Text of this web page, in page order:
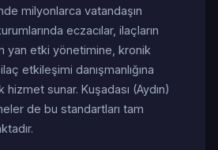
milyonlarca vatandaşın
eczacılar, ilaçların
yan etki yönetimine, kronik
etkileşimi danışmanlığına
sunar. Kuşadası (Aydın)
de bu standartları tam